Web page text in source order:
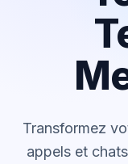
Transformez
appels et